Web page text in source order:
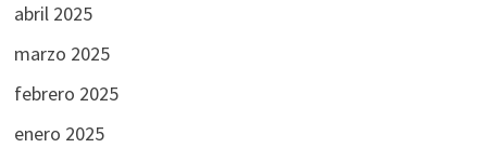
abril 2025
marzo 2025
febrero 2025
enero 2025